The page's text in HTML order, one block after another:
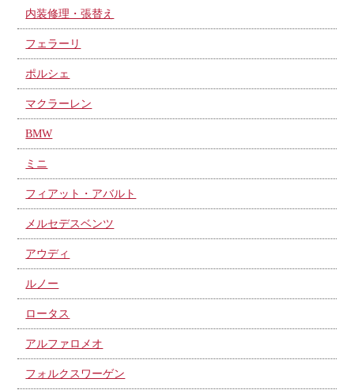
内装修理・張替え
フェラーリ
ポルシェ
マクラーレン
BMW
ミニ
フィアット・アバルト
メルセデスベンツ
アウディ
ルノー
ロータス
アルファロメオ
フォルクスワーゲン